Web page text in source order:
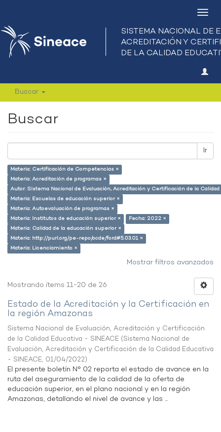
Buscar
Buscar
Ir
Materia: Certificación de Competencias ×
Materia: Acreditación de programas ×
Autor: Sistema Nacional de Evaluación, Acreditación y Certificación de la
Materia: Escuelas de educación superior ×
Materia: Autoevaluación de programas ×
Materia: Institutos de educación superior ×
Fecha: 2022 ×
Materia: Calidad de la educación superior ×
Materia: http://purl.org/pe-repo/ocde/ford#5.03.01 ×
Materia: Licenciamiento ×
Mostrar filtros avanzados
Mostrando ítems 11-20 de 26
Estado de la Acreditación y la Certificación en
la región Amazonas
Sistema Nacional de Evaluación, Acreditación y Certificación
de la Calidad Educativa - SINEACE (Sistema Nacional de
Evaluación, Acreditación y Certificación de la Calidad Educativa
- SINEACE, 01/04/2022)
El presente boletín N° 02 reporta el estado de avance en la
ruta del aseguramiento de la calidad de la oferta de
educación superior, en el plano nacional y en la región
Amazonas, detallando el nivel de avance y las ...